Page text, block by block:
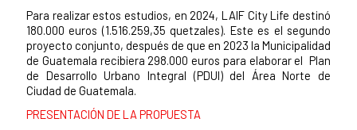
Para realizar estos estudios, en 2024, LAIF City Life destinó
180.000 euros (1.516.259,35 quetzales). Este es el segundo
proyecto conjunto, después de que en 2023 la Municipalidad
de Guatemala recibiera 298.000 euros para elaborar el Plan
de Desarrollo Urbano Integral (PDUI) del Área Norte de
Ciudad de Guatemala.
PRESENTACIÓN DE LA PROPUESTA